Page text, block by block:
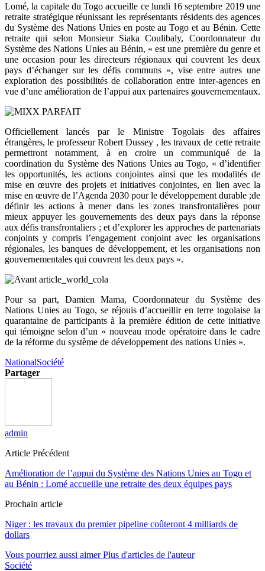
Lomé, la capitale du Togo accueille ce lundi 16 septembre 2019 une
retraite stratégique réunissant les représentants résidents des agences
du Système des Nations Unies en poste au Togo et au Bénin. Cette
retraite qui selon Monsieur Siaka Coulibaly, Coordonnateur du
Système des Nations Unies au Bénin, « est une première du genre et
une occasion pour les directeurs régionaux qui couvrent les deux
pays d’échanger sur les défis communs », vise entre autres une
exploration des possibilités de collaboration entre inter-agences en
vue d’une amélioration de l’appui aux partenaires gouvernementaux.
Officiellement lancés par le Ministre Togolais des affaires
étrangères, le professeur Robert Dussey , les travaux de cette retraite
permettront notamment, à en croire un communiqué de la
coordination du Système des Nations Unies au Togo, « d’identifier
les opportunités, les actions conjointes ainsi que les modalités de
mise en œuvre des projets et initiatives conjointes, en lien avec la
mise en œuvre de l’Agenda 2030 pour le développement durable ;de
définir les actions à mener dans les zones transfrontalières pour
mieux appuyer les gouvernements des deux pays dans la réponse
aux défis transfrontaliers ; et d’explorer les approches de partenariats
conjoints y compris l’engagement conjoint avec les organisations
régionales, les banques de développement, et les organisations non
gouvernementales qui couvrent les deux pays ».
Pour sa part, Damien Mama, Coordonnateur du Système des
Nations Unies au Togo, se réjouis d’accueillir en terre togolaise la
quarantaine de participants à la première édition de cette initiative
qui témoigne selon d’un « nouveau mode opératoire dans le cadre
de la réforme du système de développement des nations Unies ».
NationalSociété
Partager
admin
Article Précédent
Amélioration de l’appui du Système des Nations Unies au Togo et
au Bénin : Lomé accueille une retraite des deux équipes pays
Prochain article
Niger : les travaux du premier pipeline coûteront 4 milliards de
dollars
Vous pourriez aussi aimer Plus d'articles de l'auteur
Société